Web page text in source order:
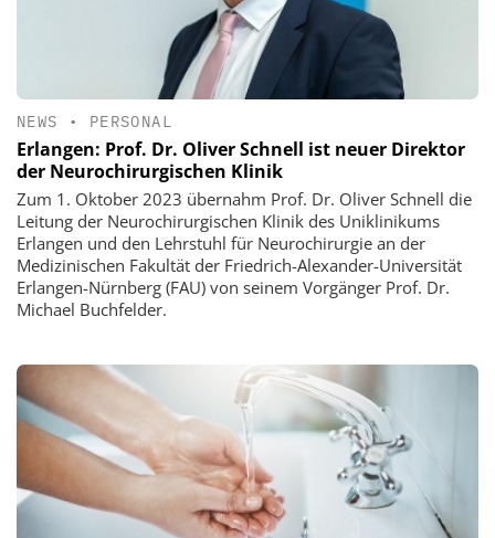
NEWS • PERSONAL
Erlangen: Prof. Dr. Oliver Schnell ist neuer Direktor
der Neurochirurgischen Klinik
Zum 1. Oktober 2023 übernahm Prof. Dr. Oliver Schnell die
Leitung der Neurochirurgischen Klinik des Uniklinikums
Erlangen und den Lehrstuhl für Neurochirurgie an der
Medizinischen Fakultät der Friedrich-Alexander-Universität
Erlangen-Nürnberg (FAU) von seinem Vorgänger Prof. Dr.
Michael Buchfelder.